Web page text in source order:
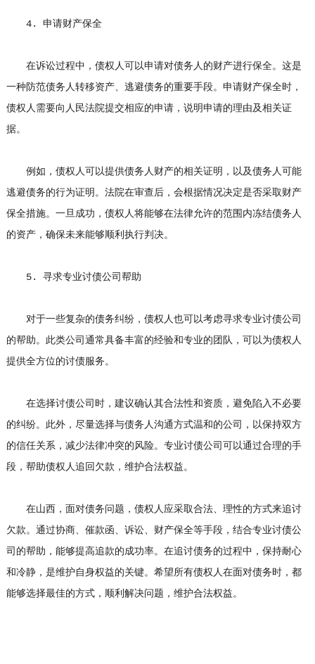
4. 申请财产保全
在诉讼过程中，债权人可以申请对债务人的财产进行保全。这是
一种防范债务人转移资产、逃避债务的重要手段。申请财产保全时，
债权人需要向人民法院提交相应的申请，说明申请的理由及相关证
据。
例如，债权人可以提供债务人财产的相关证明，以及债务人可能
逃避债务的行为证明。法院在审查后，会根据情况决定是否采取财产
保全措施。一旦成功，债权人将能够在法律允许的范围内冻结债务人
的资产，确保未来能够顺利执行判决。
5. 寻求专业讨债公司 帮助
对于一些复杂的债务纠纷，债权人也可以考虑寻求专业讨债公司
的帮助。此类公司通常具备丰富的经验和专业的团队，可以为债权人
提供全方位的讨债服务。
在选择讨债公司时，建议确认其合法性和资质，避免陷入不必要
的纠纷。此外，尽量选择与债务人沟通方式温和的公司，以保持双方
的信任关系，减少法律冲突的风险。专业讨债公司可以通过合理的手
段，帮助债权人追回欠款，维护合法权益。
在山西，面对债务问题，债权人应采取合法、理性的方式来追讨
欠款。通过协商、催款函、诉讼、财产保全等手段，结合专业讨债公
司的帮助，能够提高追款的成功率。在追讨债务的过程中，保持耐心
和冷静，是维护自身权益的关键。希望所有债权人在面对债务时，都
能够选择最佳的方式，顺利解决问题，维护合法权益。